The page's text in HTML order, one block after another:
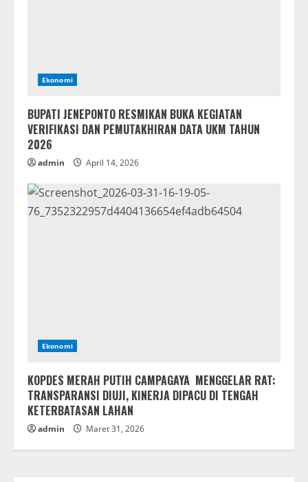
Ekonomi
BUPATI JENEPONTO RESMIKAN BUKA KEGIATAN
VERIFIKASI DAN PEMUTAKHIRAN DATA UKM TAHUN
2026
admin April 14, 2026
Ekonomi
KOPDES MERAH PUTIH CAMPAGAYA MENGGELAR RAT:
TRANSPARANSI DIUJI, KINERJA DIPACU DI TENGAH
KETERBATASAN LAHAN
admin Maret 31, 2026